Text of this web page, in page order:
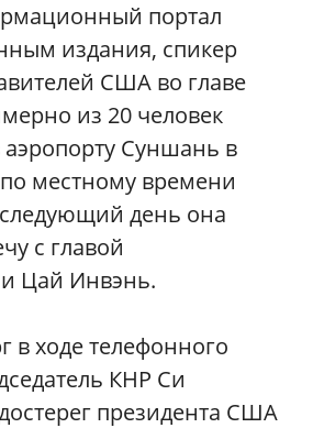
портал
издания, спикер
США во главе
из 20 человек
Суншань в
местному времени
день она
с главой
Цай Инвэнь.
в ходе телефонного
КНР Си
президента США